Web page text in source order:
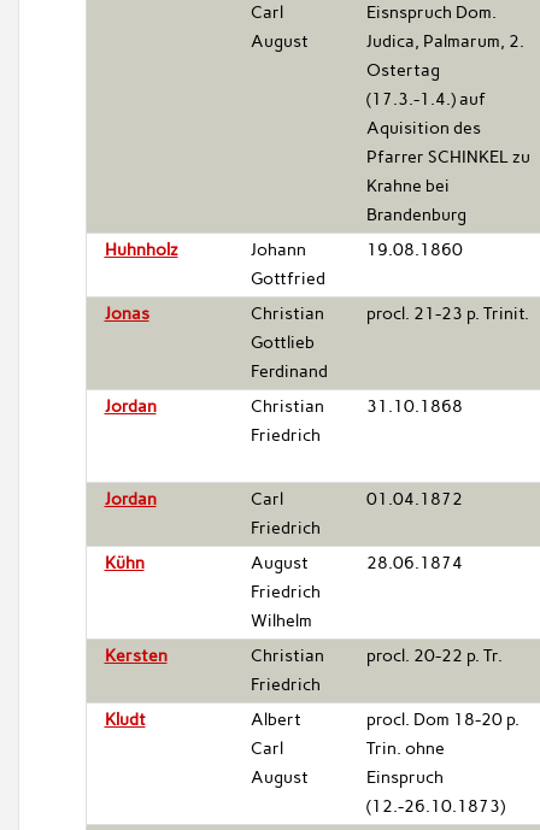
Carl
August
Eisnspruch Dom.
Judica, Palmarum, 2.
Ostertag
(17.3.-1.4.) auf
Aquisition des
Pfarrer SCHINKEL zu
Krahne bei
Brandenburg
Huhnholz
Johann
Gottfried
19.08.1860
Jonas
Christian
Gottlieb
Ferdinand
procl. 21-23 p. Trinit.
Jordan
Christian
Friedrich
31.10.1868
Jordan
Carl
Friedrich
01.04.1872
Kühn
August
Friedrich
Wilhelm
28.06.1874
Kersten
Christian
Friedrich
procl. 20-22 p. Tr.
Kludt
Albert
Carl
August
procl. Dom 18-20 p.
Trin. ohne
Einspruch
(12.-26.10.1873)